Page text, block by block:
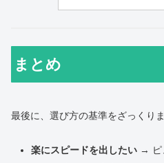
まとめ
最後に、選び方の基準をざっくり
楽にスピードを出したい→ ピ